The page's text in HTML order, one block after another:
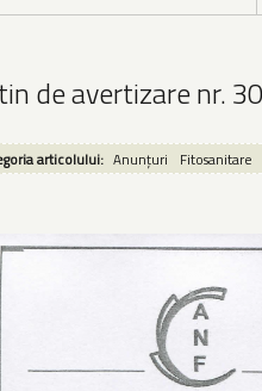
de avertizare nr.
articolului: Anunțuri Fitosanitare